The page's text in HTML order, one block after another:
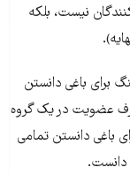
نیست، بلکه
برای باغی دانستن
عضویت در یک گروه
باغی دانستن تمامی
دانست.